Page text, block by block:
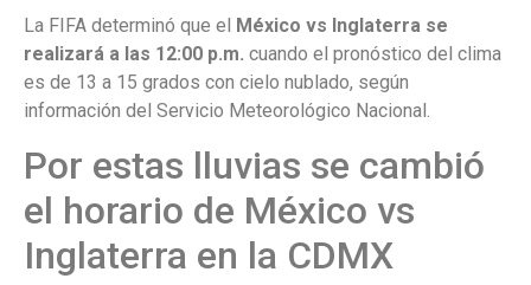
La FIFA determinó que el
México vs Inglaterra se
realizará a las 12:00 p.m. cuando el pronóstico del clima
es de 13 a 15 grados con cielo nublado, según
información del Servicio Meteorológico Nacional.
Por estas lluvias se cambió
el horario de México vs
Inglaterra en la CDMX